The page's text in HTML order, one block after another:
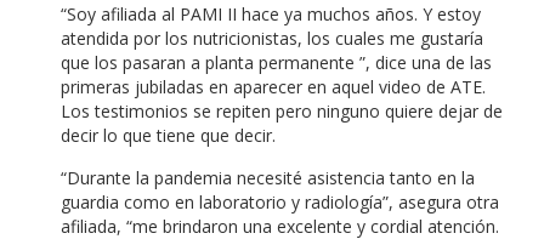
“Soy afiliada al PAMI II hace ya muchos años. Y estoy
atendida por los nutricionistas, los cuales me gustaría
que los pasaran a planta permanente ”, dice una de las
primeras jubiladas en aparecer en aquel video de ATE.
Los testimonios se repiten pero ninguno quiere dejar de
decir lo que tiene que decir.
“Durante la pandemia necesité asistencia tanto en la
guardia como en laboratorio y radiología”, asegura otra
afiliada, “me brindaron una excelente y cordial atención.